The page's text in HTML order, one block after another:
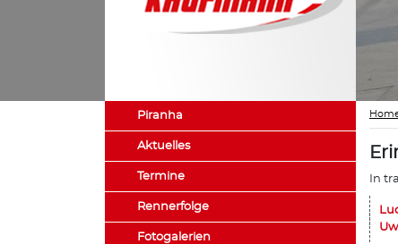
Piranha
Aktuelles
Termine
Rennerfolge
Fotogalerien
In